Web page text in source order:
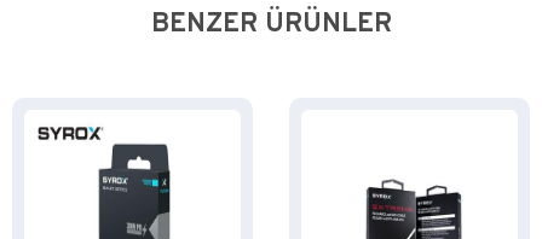
BENZER ÜRÜNLER